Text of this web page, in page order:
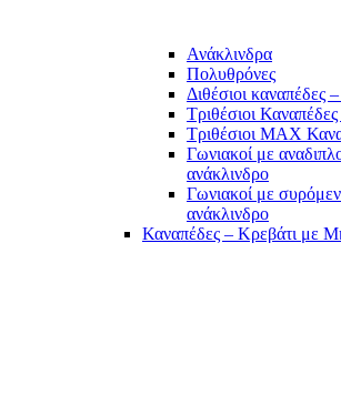
Ανάκλινδρα
Πολυθρόνες
Διθέσιοι καναπέδες
Τριθέσιοι
Τριθέσιοι MAX
Γωνιακοί με
ανάκλινδρο
Γωνιακοί με
ανάκλινδρο
Καναπέδες – Κρεβάτι με